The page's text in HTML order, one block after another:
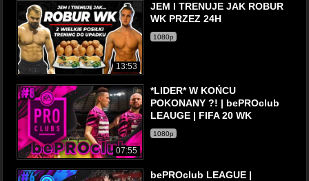
13:53
JEM I TRENUJE JAK ROBUR
WK PRZEZ 24H
1080p
07:55
*LIDER* W KOŃCU
POKONANY ?! | bePROclub
LEAUGE | FIFA 20 WK
1080p
bePROclub LEAGUE |